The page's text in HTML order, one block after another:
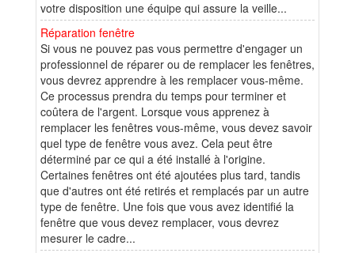
votre disposition une équipe qui assure la veille...
Réparation fenêtre
Si vous ne pouvez pas vous permettre d'engager un
professionnel de réparer ou de remplacer les fenêtres,
vous devrez apprendre à les remplacer vous-même.
Ce processus prendra du temps pour terminer et
coûtera de l'argent. Lorsque vous apprenez à
remplacer les fenêtres vous-même, vous devez savoir
quel type de fenêtre vous avez. Cela peut être
déterminé par ce qui a été installé à l'origine.
Certaines fenêtres ont été ajoutées plus tard, tandis
que d'autres ont été retirés et remplacés par un autre
type de fenêtre. Une fois que vous avez identifié la
fenêtre que vous devez remplacer, vous devrez
mesurer le cadre...